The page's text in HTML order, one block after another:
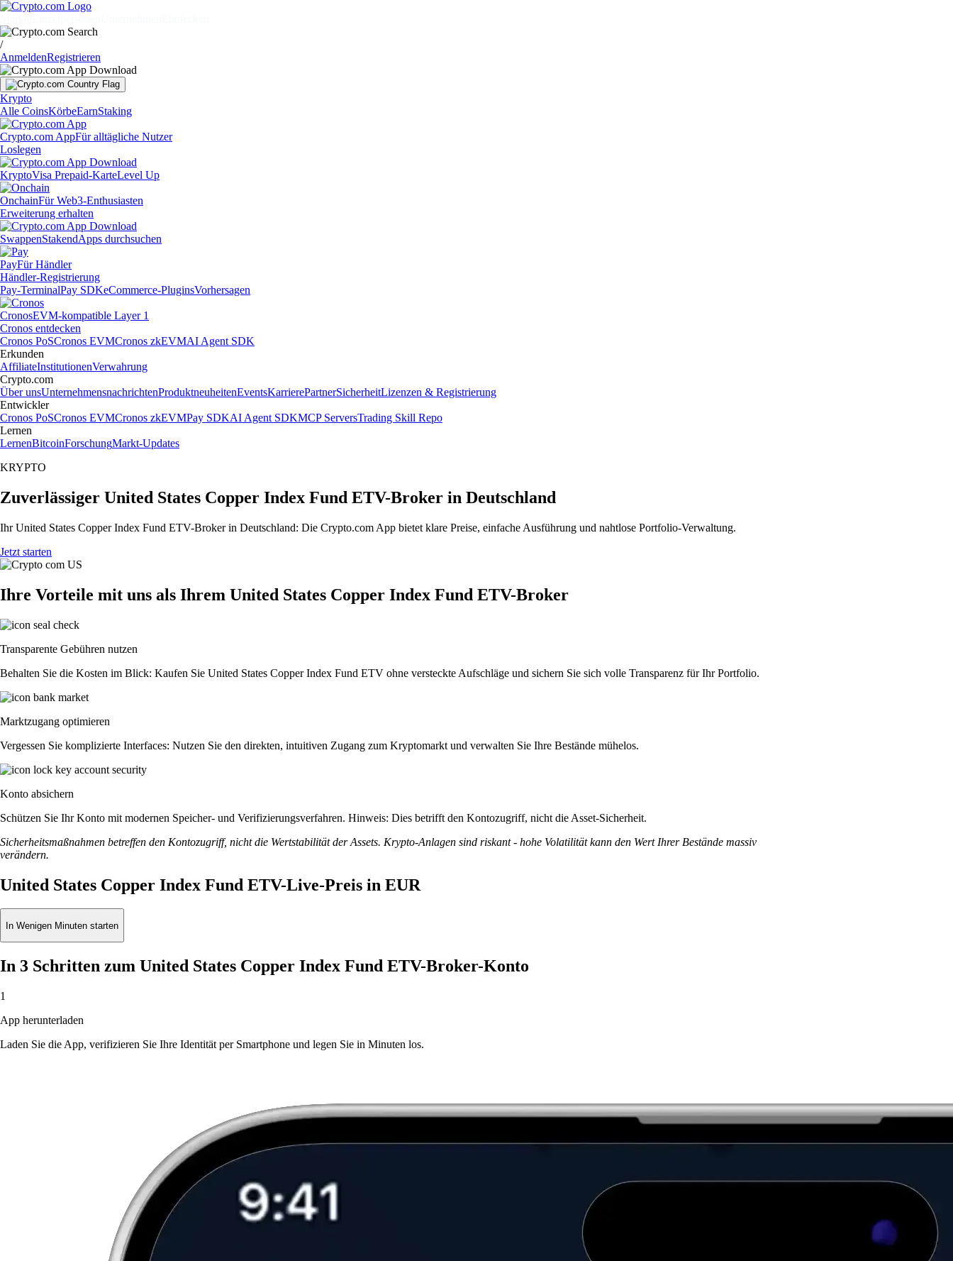
/
AnmeldenRegistrieren
Krypto
Alle CoinsKörbeEarnStaking
Crypto.com AppFür alltägliche Nutzer
Loslegen
KryptoVisa Prepaid-KarteLevel Up
OnchainFür Web3-Enthusiasten
Erweiterung erhalten
SwappenStakendApps durchsuchen
PayFür Händler
Händler-Registrierung
Pay-TerminalPay SDKeCommerce-PluginsVorhersagen
CronosEVM-kompatible Layer 1
Cronos entdecken
Cronos PoSCronos EVMCronos zkEVMAI Agent SDK
Erkunden
AffiliateInstitutionenVerwahrung
Crypto.com
Über unsUnternehmensnachrichtenProduktneuheitenEventsKarrierePartnerSicherheitLizenzen & Registrierung
Entwickler
Cronos PoSCronos EVMCronos zkEVMPay SDKAI Agent SDKMCP ServersTrading Skill Repo
Lernen
LernenBitcoinForschungMarkt-Updates
KRYPTO
Zuverlässiger United States Copper Index Fund ETV-Broker in Deutschland
Ihr United States Copper Index Fund ETV-Broker in Deutschland: Die Crypto.com App bietet klare Preise, einfache Ausführung und nahtlose Portfolio-Verwaltung.
Jetzt starten
Ihre Vorteile mit uns als Ihrem United States Copper Index Fund ETV-Broker
Transparente Gebühren nutzen
Behalten Sie die Kosten im Blick: Kaufen Sie United States Copper Index Fund ETV ohne versteckte Aufschläge und sichern Sie sich volle Transparenz für Ihr Portfolio.
Marktzugang optimieren
Vergessen Sie komplizierte Interfaces: Nutzen Sie den direkten, intuitiven Zugang zum Kryptomarkt und verwalten Sie Ihre Bestände mühelos.
Konto absichern
Schützen Sie Ihr Konto mit modernen Speicher- und Verifizierungsverfahren. Hinweis: Dies betrifft den Kontozugriff, nicht die Asset-Sicherheit.
Sicherheitsmaßnahmen betreffen den Kontozugriff, nicht die Wertstabilität der Assets. Krypto-Anlagen sind riskant - hohe Volatilität kann den Wert Ihrer Bestände massiv
verändern.
United States Copper Index Fund ETV-Live-Preis in EUR
In Wenigen Minuten starten
In 3 Schritten zum United States Copper Index Fund ETV-Broker-Konto
1
App herunterladen
Laden Sie die App, verifizieren Sie Ihre Identität per Smartphone und legen Sie in Minuten los.